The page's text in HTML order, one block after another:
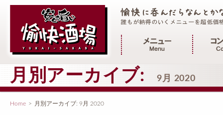
メインメニュー
月別アーカイブ: 9月 2020
Home > 月別アーカイブ: 9月 2020